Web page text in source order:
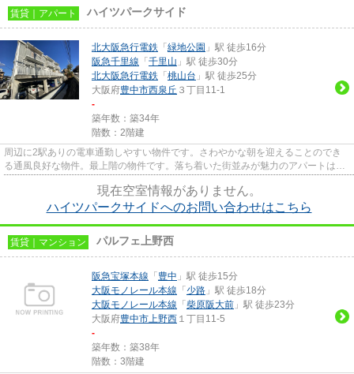
賃貸｜アパート ハイツパークサイド
北大阪急行電鉄 「 緑地公園 」駅 徒歩16分
阪急千里線 「 千里山 」駅 徒歩30分
北大阪急行電鉄 「 桃山台 」駅 徒歩25分
大阪府豊中市西泉丘 ３丁目11-1
-
築年数：築34年
階数：2階建
周辺に2駅ありの電車通勤しやすい物件です。さわやかな朝を迎えることのでき
る通風良好な物件。最上階の物件です。落ち着いた街並みが魅力のアパートはこ
現在空室情報がありません。
ハイツパークサイドへのお問い合わせはこちら
賃貸｜マンション パルフェ上野西
阪急宝塚本線 「 豊中 」駅 徒歩15分
大阪モノレール本線 「 少路 」駅 徒歩18分
大阪モノレール本線 「 柴原阪大前 」駅 徒歩23分
大阪府豊中市上野西 １丁目11-5
-
築年数：築38年
階数：3階建